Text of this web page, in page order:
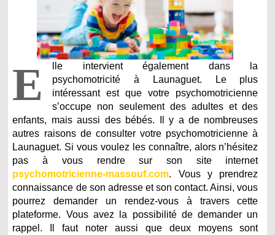
E
lle intervient également dans la
psychomotricité à Launaguet. Le plus
intéressant est que votre psychomotricienne
s’occupe non seulement des adultes et des
enfants, mais aussi des bébés. Il y a de nombreuses
autres raisons de consulter votre psychomotricienne à
Launaguet. Si vous voulez les connaître, alors n’hésitez
pas à vous rendre sur son site internet
psychomotricienne-massouf.com. Vous y prendrez
connaissance de son adresse et son contact. Ainsi, vous
pourrez demander un rendez-vous à travers cette
plateforme. Vous avez la possibilité de demander un
rappel. Il faut noter aussi que deux moyens sont